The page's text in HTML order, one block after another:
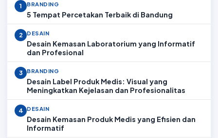
1 BRANDING
5 Tempat Percetakan Terbaik di Bandung
2 DESAIN
Desain Kemasan Laboratorium yang Informatif
dan Profesional
3 BRANDING
Desain Label Produk Medis: Visual yang
Meningkatkan Kejelasan dan Profesionalitas
4 DESAIN
Desain Kemasan Produk Medis yang Efisien dan
Informatif